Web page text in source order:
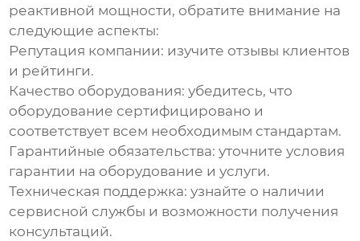
реактивной мощности, обратите внимание на
следующие аспекты:
Репутация компании: изучите отзывы клиентов
и рейтинги.
Качество оборудования: убедитесь, что
оборудование сертифицировано и
соответствует всем необходимым стандартам.
Гарантийные обязательства: уточните условия
гарантии на оборудование и услуги.
Техническая поддержка: узнайте о наличии
сервисной службы и возможности получения
консультаций.